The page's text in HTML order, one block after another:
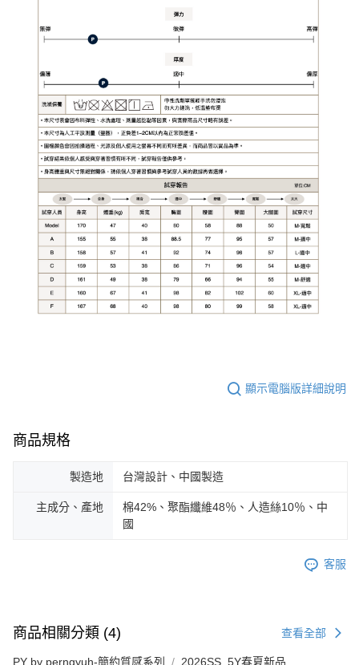
顯示電腦版詳細說明
商品規格
製造地 台灣設計、中國製造
主成分、產地
棉42%、聚酯纖維48％、人造絲10％、中
國
客服
商品相關分類 (4) 查看全部
PY by perngyuh-簡約質感系列 2026SS_5Y春夏新品